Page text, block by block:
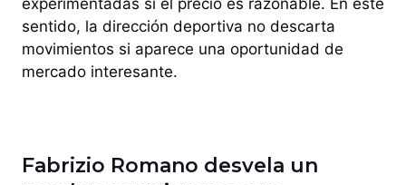
sentido, la dirección deportiva no descarta
movimientos si aparece una oportunidad de
mercado interesante.
Fabrizio Romano desvela un